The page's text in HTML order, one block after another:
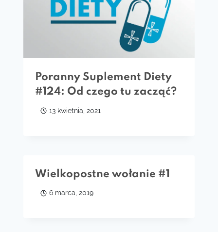
Poranny Suplement Diety
#124: Od czego tu zacząć?
13 kwietnia, 2021
Wielkopostne wołanie #1
6 marca, 2019